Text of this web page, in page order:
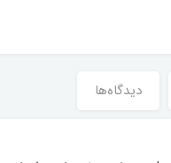
دیدگاه‌ها